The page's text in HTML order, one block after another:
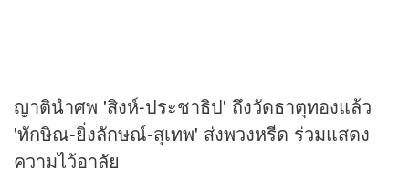
ญาตินำศพ 'สิงห์-ประชาธิป' ถึงวัดธาตุทองแล้ว
'ทักษิณ-ยิ่งลักษณ์-สุเทพ' ส่งพวงหรีด ร่วมแสดง
ความไว้อาลัย